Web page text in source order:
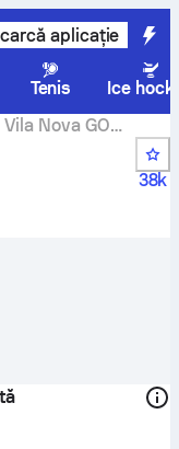
aplicație
Tenis
Ice
Vila Nova GO
jucători
38k